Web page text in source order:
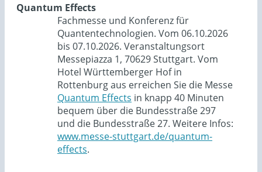
Quantum Effects
Fachmesse und Konferenz für
Quantentechnologien. Vom 06.10.2026
bis 07.10.2026. Veranstaltungsort
Messepiazza 1, 70629 Stuttgart. Vom
Hotel Württemberger Hof in
Rottenburg aus erreichen Sie die Messe
Quantum Effects in knapp 40 Minuten
bequem über die Bundesstraße 297
und die Bundesstraße 27. Weitere Infos:
www.messe-stuttgart.de/quantum-
effects.